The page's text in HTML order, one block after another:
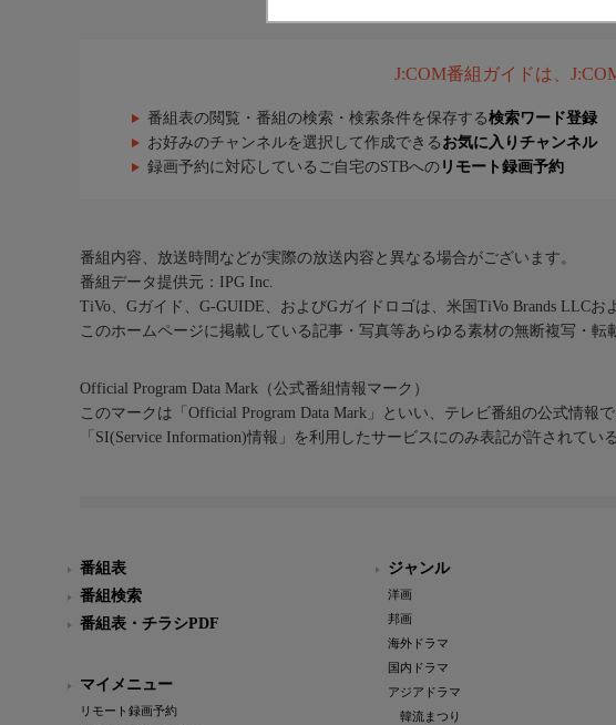
J:COM番組ガイドは、
番組表の閲覧・番組の検索・検索条件を保存する検索ワード登録
お好みのチャンネルを選択して作成できる お気に入りチャンネル
録画予約に対応しているご自宅のSTBへの リモート録画予約
番組内容、放送時間などが実際の放送内容と異なる場合がございます。
番組データ提供元：IPG Inc.
TiVo、Gガイド、G-GUIDE、およびGガイドロゴは、米国TiVo Brands LLC
このホームページに掲載している記事・写真等あらゆる素材の無断複写・転
Official Program Data Mark（公式番組情報マーク）
このマークは「Official Program Data Mark」といい、テレビ番組の公式情報
「SI(Service Information)情報」を利用したサービスにのみ表記が許されてい
番組表
番組検索
番組表・チラシPDF
マイメニュー
リモート録画予約
ジャンル
洋画
邦画
海外ドラマ
国内ドラマ
アジアドラマ
韓流まつり